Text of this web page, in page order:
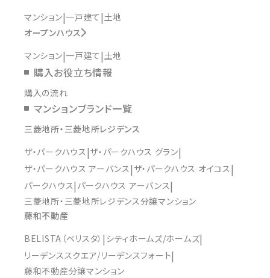
マンション 一戸建て 土地
オープンハウス
マンション 一戸建て 土地
購入お役立ち情報
購入の流れ
マンションブランド一覧
三菱地所・三菱地所レジデンス
ザ・パークハウス ザ・パークハウス グラン
ザ・パークハウス アーバンス ザ・パークハウス オイコス
パークハウス パークハウス アーバンス
三菱地所・三菱地所レジデンス分譲マンション
藤和不動産
BELISTA（ベリスタ） シティホームズ/ホームズ
リーデンススクエア/リーデンスフォート
藤和不動産分譲マンション